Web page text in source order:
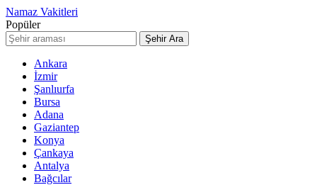
Namaz Vakitleri
Popüler
Şehir Ara
Ankara
İzmir
Şanlıurfa
Bursa
Adana
Gaziantep
Konya
Çankaya
Antalya
Bağcılar